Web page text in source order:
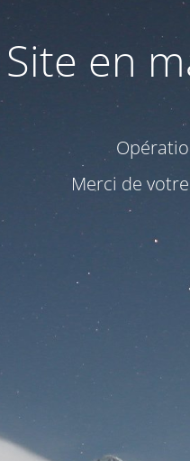
Site en
Merci de